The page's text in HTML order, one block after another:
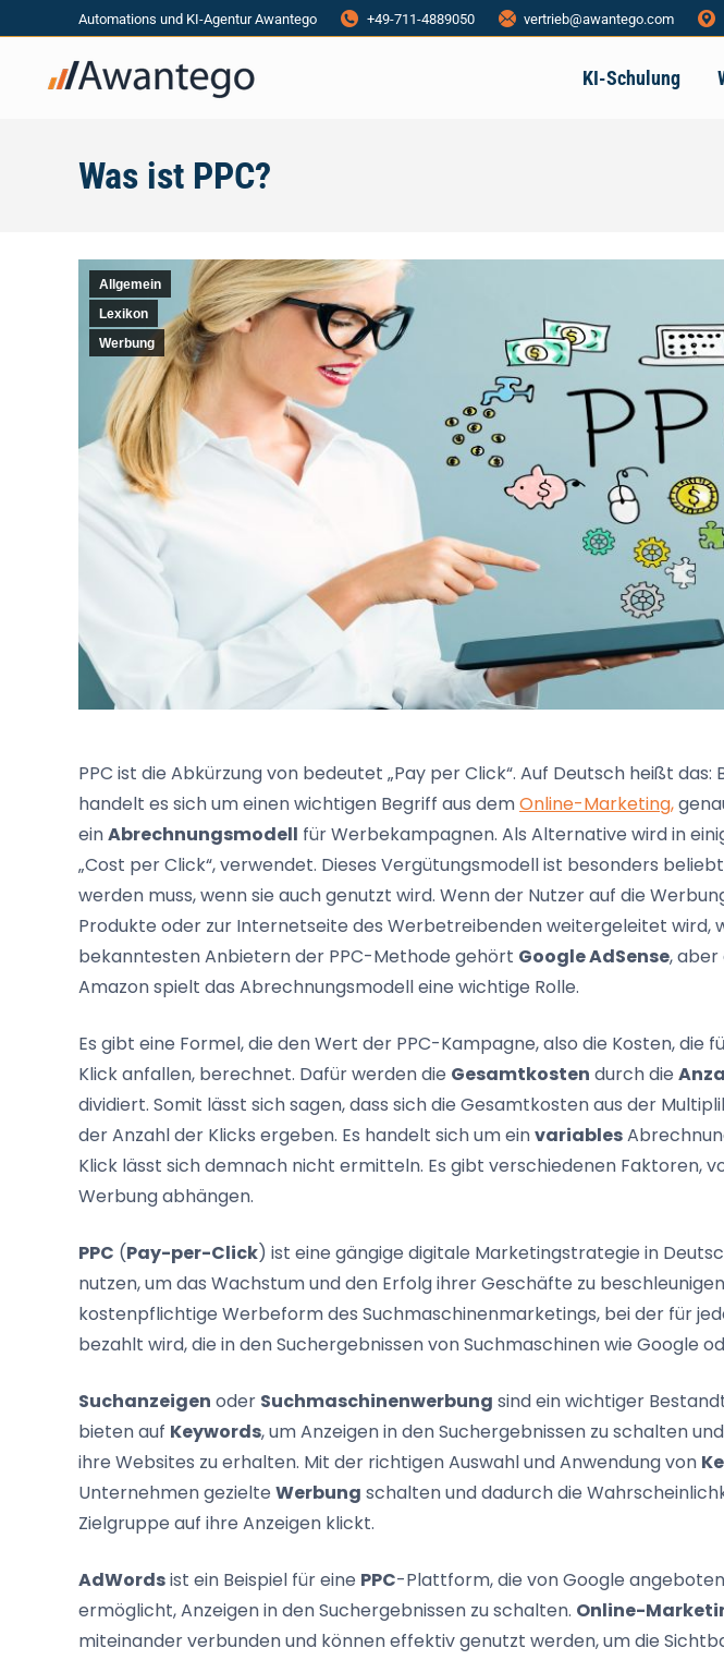
Automations und KI-Agentur Awantego +49-711-4889050 vertrieb@awantego.com
KI-Schulung
Was ist PPC?
Allgemein
Lexikon
Werbung
PPC ist die Abkürzung von bedeutet „Pay per Click“. Auf Deutsch heißt das:
handelt es sich um einen wichtigen Begriff aus demOnline-Marketing,
einAbrechnungsmodell für Werbekampagnen. Als Alternative wird in
„Cost per Click“, verwendet. Dieses Vergütungsmodell ist besonders
werden muss, wenn sie auch genutzt wird. Wenn der Nutzer auf die
Produkte oder zur Internetseite des Werbetreibenden weitergeleitet wird,
bekanntesten Anbietern der PPC-Methode gehört Google AdSense, aber
Amazon spielt das Abrechnungsmodell eine wichtige Rolle.
Es gibt eine Formel, die den Wert der PPC-Kampagne, also die Kosten,
Klick anfallen, berechnet. Dafür werden die Gesamtkosten durch die
dividiert. Somit lässt sich sagen, dass sich die Gesamtkosten aus der
der Anzahl der Klicks ergeben. Es handelt sich um einvariables
Klick lässt sich demnach nicht ermitteln. Es gibt verschiedenen Faktoren,
Werbung abhängen.
PPC (Pay-per-Click) ist eine gängige digitale Marketingstrategie in
nutzen, um das Wachstum und den Erfolg ihrer Geschäfte zu
kostenpflichtige Werbeform des Suchmaschinenmarketings, bei der für
bezahlt wird, die in den Suchergebnissen von Suchmaschinen wie Google
Suchanzeigen oder Suchmaschinenwerbung sind ein wichtiger
bieten auf Keywords, um Anzeigen in den Suchergebnissen zu schalten
ihre Websites zu erhalten. Mit der richtigen Auswahl und Anwendung von
Unternehmen gezielte Werbung schalten und dadurch die
Zielgruppe auf ihre Anzeigen klickt.
AdWordsist ein Beispiel für eine PPC-Plattform, die von Google
ermöglicht, Anzeigen in den Suchergebnissen zu schalten. Online-
miteinander verbunden und können effektiv genutzt werden, um die